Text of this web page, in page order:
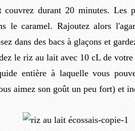
couvrez durant 20 minutes. Les
le caramel. Rajoutez alors
dans des bacs à glaçons et
le riz au lait avec 10 cL de votre
entière à laquelle vous
aimez son goût un peu fort) et